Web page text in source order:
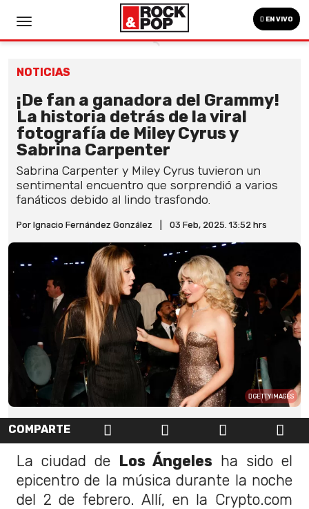
EN VIVO
NOTICIAS
¡De fan a ganadora del Grammy!
La historia detrás de la viral
fotografía de Miley Cyrus y
Sabrina Carpenter
Sabrina Carpenter y Miley Cyrus tuvieron un
sentimental encuentro que sorprendió a varios
fanáticos debido al lindo trasfondo.
Por Ignacio Fernández González 03 Feb, 2025. 13:52 hrs
GETTYIMAGES
COMPARTE
La ciudad de Los Ángeles ha sido el
epicentro de la música durante la noche
del 2 de febrero. Allí, en la Crypto.com